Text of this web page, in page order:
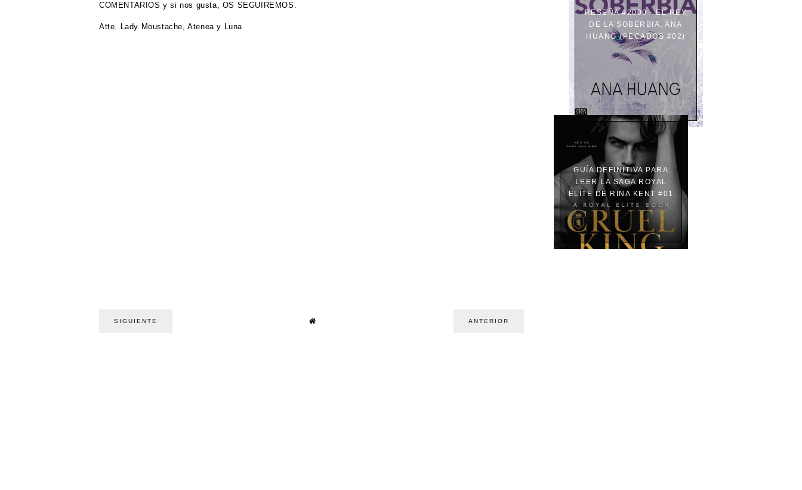
COMENTARIOS y si nos gusta, OS SEGUIREMOS.
Atte. Lady Moustache, Atenea y Luna
SIGUIENTE ANTERIOR
RESEÑA #2000 - EL REY
DE LA SOBERBIA, ANA
HUANG (PECADOS #02)
GUÍA DEFINITIVA PARA
LEER LA SAGA ROYAL
ELITE DE RINA KENT #01